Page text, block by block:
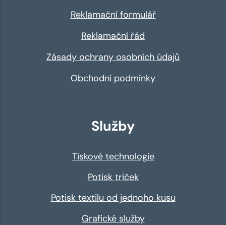
Reklamační formulář
Reklamační řád
Zásady ochrany osobních údajů
Obchodní podmínky
Služby
Tiskové technologie
Potisk triček
Potisk textilu od jednoho kusu
Grafické služby